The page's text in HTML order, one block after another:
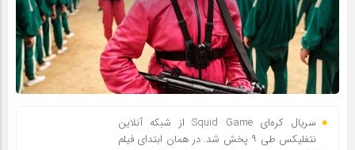
سریال کره‌ای Squid Game از شبکه آنلاین
نتفلیکس طی ۹ پخش شد. در همان ابتدای فیلم